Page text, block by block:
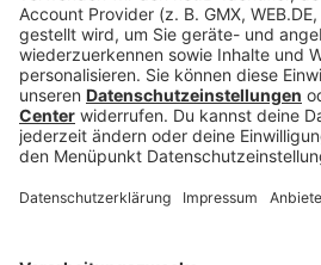
Fazit
In der abschließenden
Finanzenmanagements
zeigen sich einige klare
Die Bandbreite an